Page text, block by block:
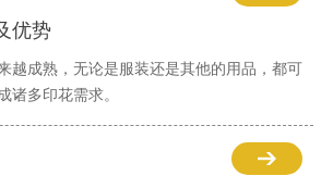
优势
越成熟，无论是服装还是其他的用品，都可
诸多印花需求。